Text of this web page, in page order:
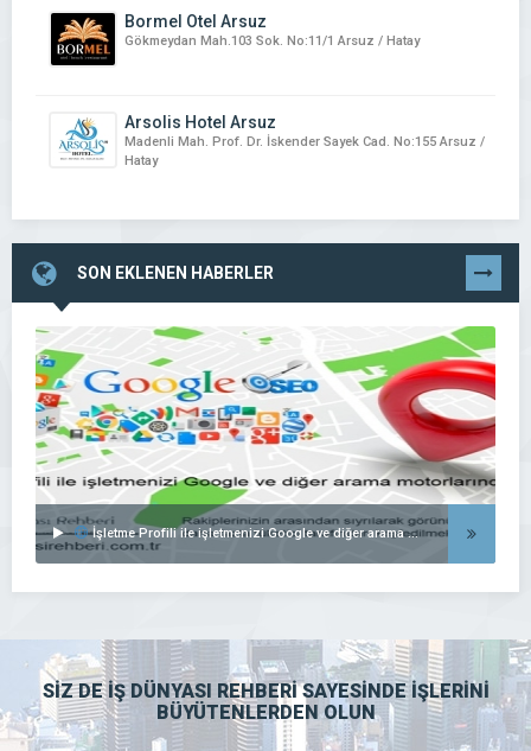
Bormel Otel Arsuz
Gökmeydan Mah.103 Sok. No:11/1 Arsuz / Hatay
Arsolis Hotel Arsuz
Madenli Mah. Prof. Dr. İskender Sayek Cad. No:155 Arsuz /
Hatay
SON EKLENEN HABERLER TÜMÜNÜ
GÖR
İşletme Profili ile işletmenizi Google ve diğer arama motorlarında listeleyin..
SİZ DE İŞ DÜNYASI REHBERİ SAYESİNDE İŞLERİNİ
BÜYÜTENLERDEN OLUN